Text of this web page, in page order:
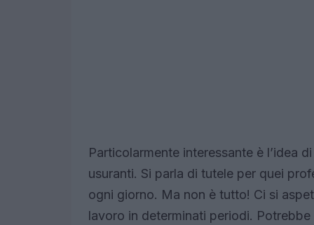
Particolarmente interessante è l’idea
usuranti. Si parla di tutele per quei
ogni giorno. Ma non è tutto! Ci si
lavoro in determinati periodi.